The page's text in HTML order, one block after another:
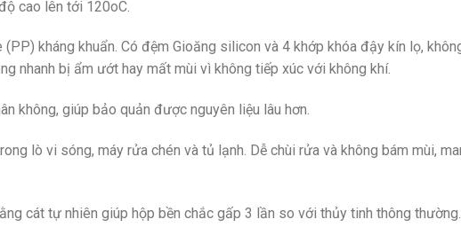
cao lên tới 120oC.
kháng khuẩn. Có đệm Gioăng silicon và 4 khớp khóa đậy kín lọ,
nhanh bị ẩm ướt hay mất mùi vì không tiếp xúc với không khí.
không, giúp bảo quản được nguyên liệu lâu hơn.
lò vi sóng, máy rửa chén và tủ lạnh. Dễ chùi rửa và không bám mùi,
cát tự nhiên giúp hộp bền chắc gấp 3 lần so với thủy tinh thông thường.